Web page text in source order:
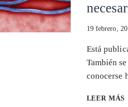
Y
19 febrero,
Está
También
conocerse
LEER MÁS